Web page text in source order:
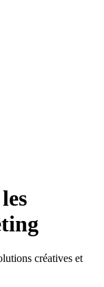
créatives et